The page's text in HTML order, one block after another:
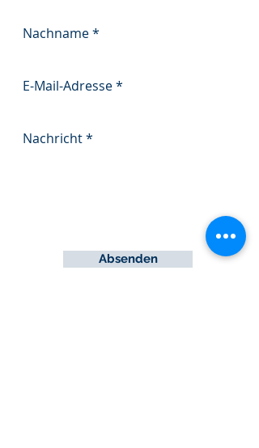
Nachname
E-Mail-Adresse
Nachricht
Absenden